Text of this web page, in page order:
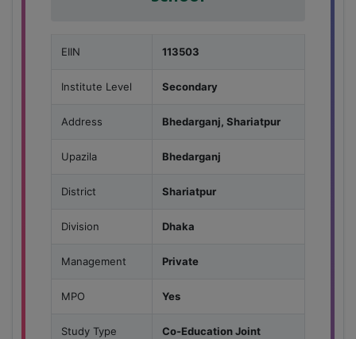
EIIN 113503
Institute Level Secondary
Address Bhedarganj, Shariatpur
Upazila Bhedarganj
District Shariatpur
Division Dhaka
Management Private
MPO Yes
Study Type Co-Education Joint